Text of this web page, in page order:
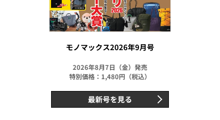
モノマックス2026年9月号
2026年8月7日（金）発売
特別価格：1,480円（税込）
最新号を見る